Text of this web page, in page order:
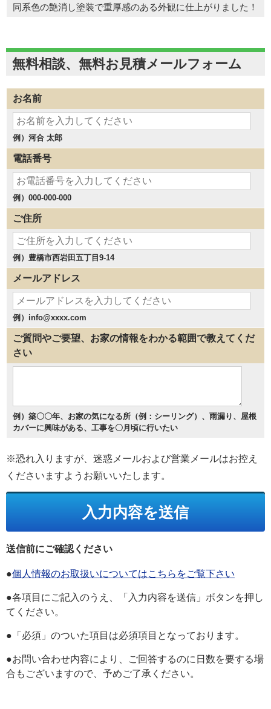
同系色の艶消し塗装で重厚感のある外観に仕上がりました！
無料相談、無料お見積メールフォーム
お名前
例）河合 太郎
電話番号
例）000-000-000
ご住所
例）豊橋市西岩田五丁目9-14
メールアドレス
例）info@xxxx.com
ご質問やご要望、お家の情報をわかる範囲で教えてくだ
さい
例）築〇〇年、お家の気になる所（例：シーリング）、雨漏り、屋根
カバーに興味がある、工事を〇月頃に行いたい
※恐れ入りますが、迷惑メールおよび営業メールはお控え
くださいますようお願いいたします。
送信前にご確認ください
●個人情報のお取扱いについてはこちらをご覧下さい
●各項目にご記入のうえ、「入力内容を送信」ボタンを押し
てください。
●「必須」のついた項目は必須項目となっております。
●お問い合わせ内容により、ご回答するのに日数を要する場
合もございますので、予めご了承ください。